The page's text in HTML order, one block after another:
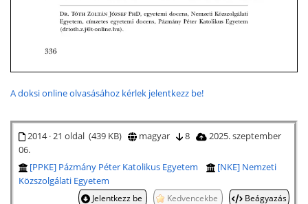
A doksi online olvasásához kérlek jelentkezz be!
2014 · 21 oldal (439 KB) magyar 8
2025. szeptember
06.
[PPKE] Pázmány Péter Katolikus Egyetem
[NKE] Nemzeti
Közszolgálati Egyetem
Jelentkezz be Kedvencekbe Beágyazás